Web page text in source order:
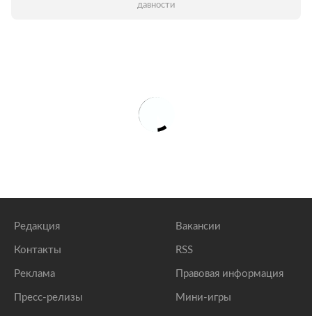
давности
Редакция
Контакты
Реклама
Пресс-релизы
Вакансии
RSS
Правовая информация
Мини-игры